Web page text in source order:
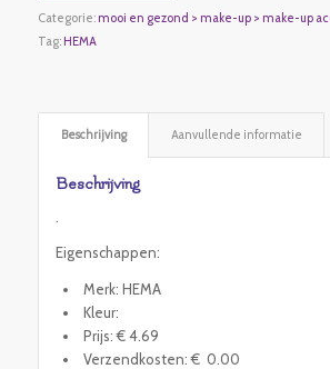
Categorie: mooi en gezond > make-up > make-up
Tag: HEMA
Beschrijving Aanvullende informatie
Beschrijving
.
Eigenschappen:
Merk: HEMA
Kleur:
Prijs: € 4.69
Verzendkosten: € 0.00